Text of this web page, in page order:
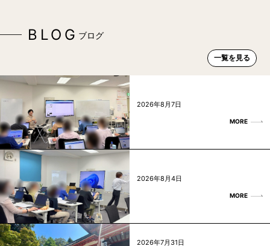
BLOG ブログ
一覧を見る
2026年8月7日
MORE
2026年8月4日
MORE
2026年7月31日